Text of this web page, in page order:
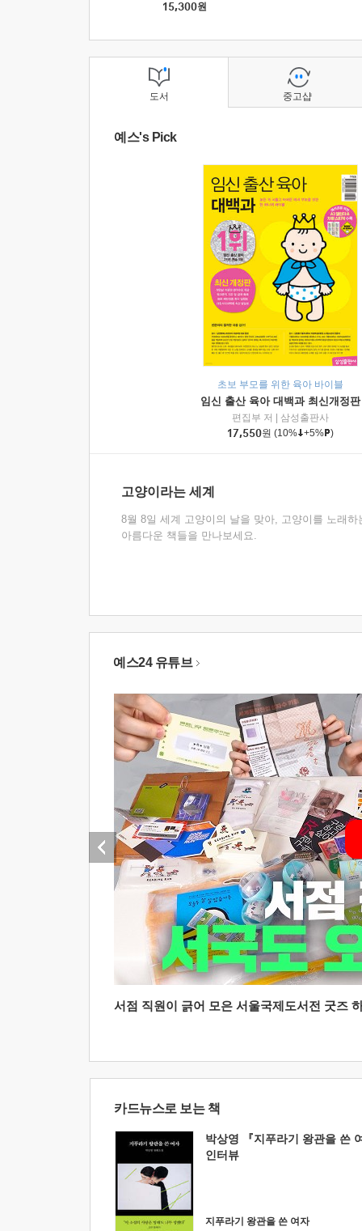
15,300원
도서
예스's Pick
초보 부모를 위한 육아 바이블
임신 출산 육아 대백과 최신개정판
편집부 저
삼성출판사
17,550원 (10% +5% )
고양이라는 세계
8월 8일 세계 고양이의 날을 맞아, 고양이를 노래하
아름다운 책들을 만나보세요.
중고샵
예스24 유튜브
서점 직원이 긁어 모은 서울국제도서전 굿즈
카드뉴스로 보는 책
박상영 『지푸라기 왕관을 쓴
인터뷰
지푸라기 왕관을 쓴 여자